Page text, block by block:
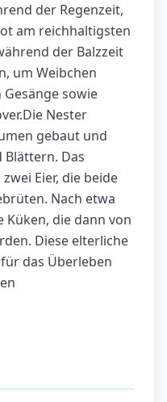
der Regenzeit,
am reichhaltigsten
der Balzzeit
um Weibchen
sowie
Nester
gebaut und
Blättern. Das
Eier, die beide
Nach etwa
Küken, die dann von
Diese elterliche
das Überleben